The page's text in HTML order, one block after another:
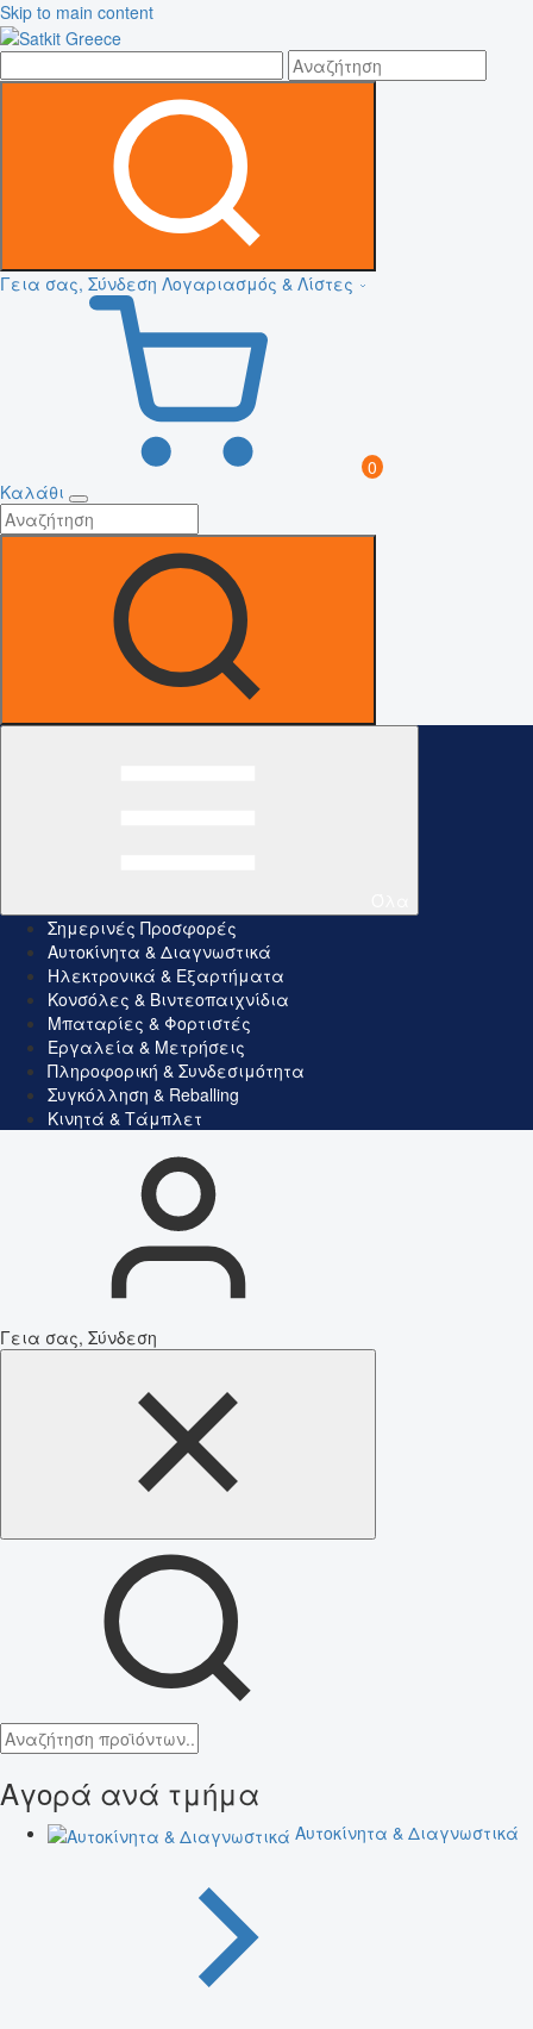
Skip to main content
Γεια σας, Σύνδεση Λογαριασμός & Λίστες
0
Καλάθι
Σημερινές Προσφορές
Αυτοκίνητα & Διαγνωστικά
Ηλεκτρονικά & Εξαρτήματα
Κονσόλες & Βιντεοπαιχνίδια
Μπαταρίες & Φορτιστές
Εργαλεία & Μετρήσεις
Πληροφορική & Συνδεσιμότητα
Συγκόλληση & Reballing
Κινητά & Τάμπλετ
Γεια σας, Σύνδεση
Αγορά ανά τμήμα
Αυτοκίνητα & Διαγνωστικά